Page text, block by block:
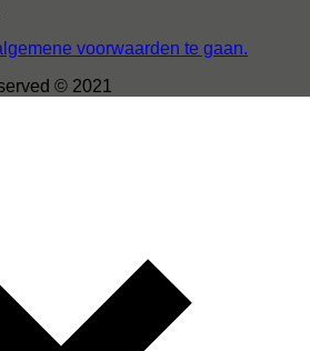
voorwaarden te gaan.
© 2021